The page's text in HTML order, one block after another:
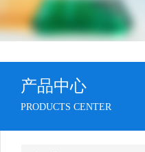
产品中心
PRODUCTS CENTER